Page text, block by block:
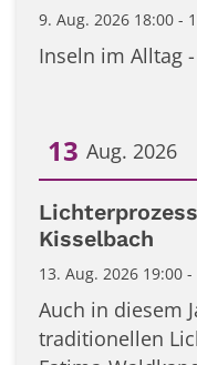
9. Aug. 2026 18:00 -
Inseln im Alltag
13 Aug. 2026
Datum: 13.
Kisselbach
13. Aug. 2026 19:00
Auch in diesem
traditionellen